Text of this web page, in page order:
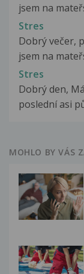
jsem na
Stres
Dobrý večer,
jsem na
Stres
Dobrý den,
poslední asi
MOHLO BY VÁS